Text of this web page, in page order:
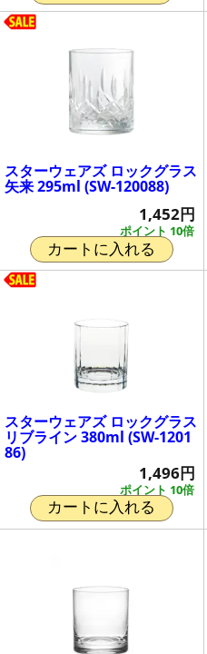
スターウェアズ ロックグラス
矢来 295ml (SW-120088)
ポイント 10倍
1,452円
カートに入れる
スターウェアズ ロックグラス
リブライン 380ml (SW-1201
86)
ポイント 10倍
1,496円
カートに入れる